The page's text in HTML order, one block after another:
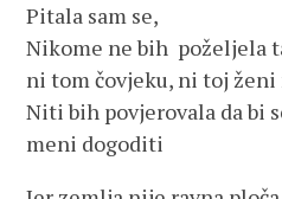
Pitala sam se,
Nikome ne bih poželjela
ni tom čovjeku, ni toj
Niti bih povjerovala da bi
meni dogoditi